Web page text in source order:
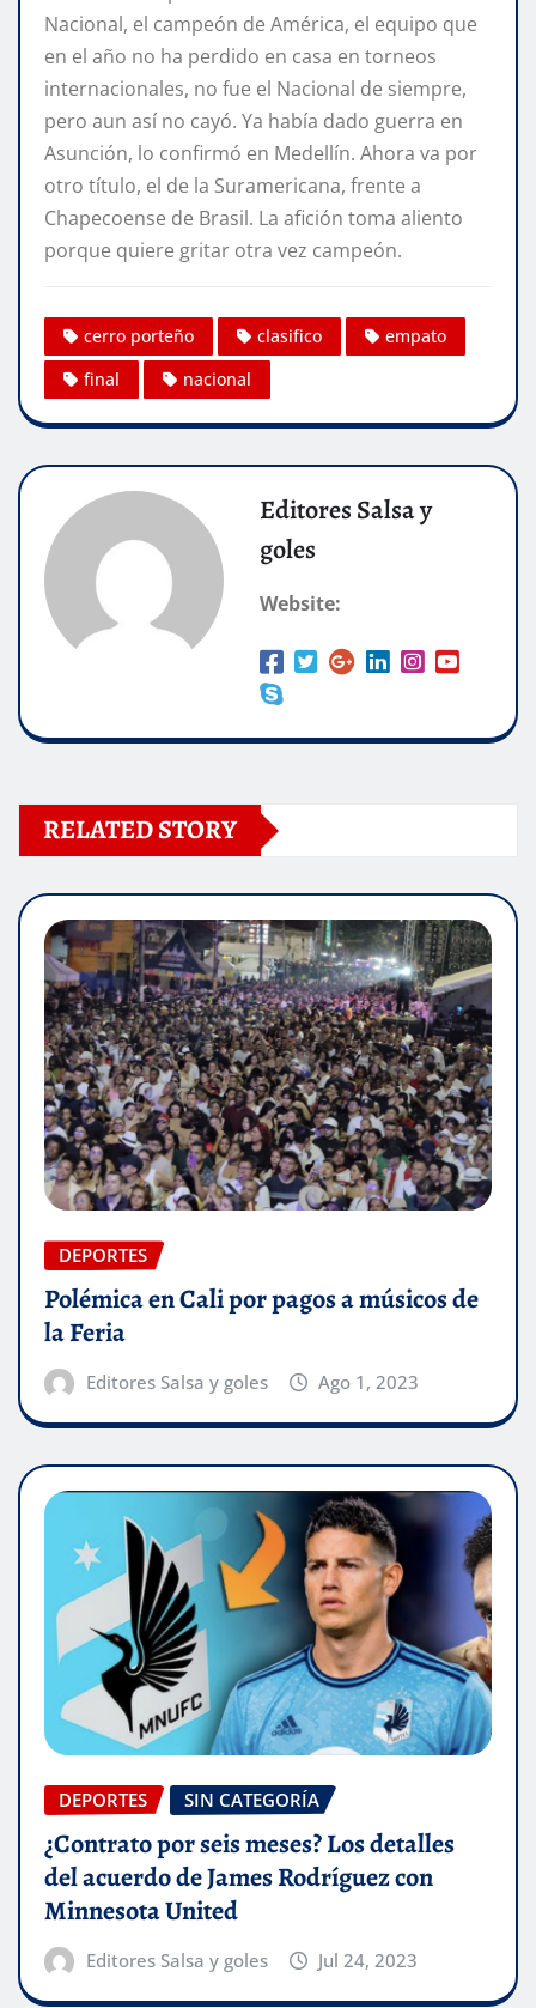
Nacional, el campeón de América, el equipo que
en el año no ha perdido en casa en torneos
internacionales, no fue el Nacional de siempre,
pero aun así no cayó. Ya había dado guerra en
Asunción, lo confirmó en Medellín. Ahora va por
otro título, el de la Suramericana, frente a
Chapecoense de Brasil. La afición toma aliento
porque quiere gritar otra vez campeón.
cerro porteño clasifico
empato
final
nacional
Editores Salsa y
goles
Website:
RELATED STORY
DEPORTES
Polémica en Cali por pagos a músicos de
la Feria
Editores Salsa y goles Ago 1, 2023
DEPORTES SIN CATEGORÍA
¿Contrato por seis meses? Los detalles
del acuerdo de James Rodríguez con
Minnesota United
Editores Salsa y goles Jul 24, 2023